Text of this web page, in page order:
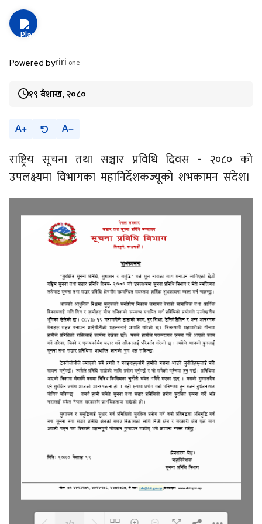
Powered byriri one
१९ बैशाख, २०८०
A A
राष्ट्रिय सूचना तथा सञ्चार प्रविधि दिवस - २०८० को
उपलक्ष्यमा विभागका महानिर्देशकज्यूको शभकामन संदेश।